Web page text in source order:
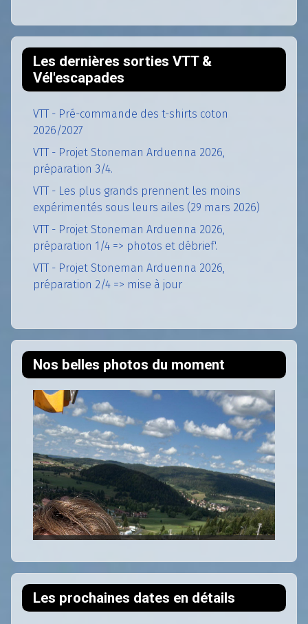
Les dernières sorties VTT &
Vél'escapades
VTT - Pré-commande des t-shirts coton
2026/2027
VTT - Projet Stoneman Arduenna 2026,
préparation 3/4.
VTT - Les plus grands prennent les moins
expérimentés sous leurs ailes (29 mars 2026)
VTT - Projet Stoneman Arduenna 2026,
préparation 1/4 => photos et débrief'.
VTT - Projet Stoneman Arduenna 2026,
préparation 2/4 => mise à jour
Nos belles photos du moment
Les prochaines dates en détails